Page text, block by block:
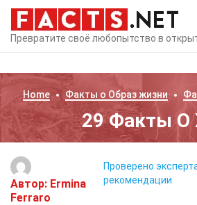
Превратите своё любопытство в
Home Факты о Образ жизни
29 Факты О
Автор: Ermina
Ferraro
Проверено
рекомендации